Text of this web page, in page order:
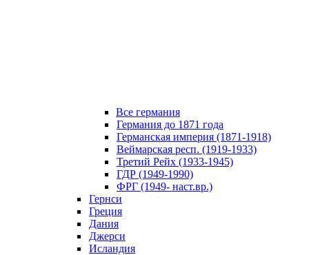
Все германия
Германия до 1871 года
Германская империя (1871-1918)
Веймарская респ. (1919-1933)
Третий Рейх (1933-1945)
ГДР (1949-1990)
ФРГ (1949- наст.вр.)
Гернси
Греция
Дания
Джерси
Исландия